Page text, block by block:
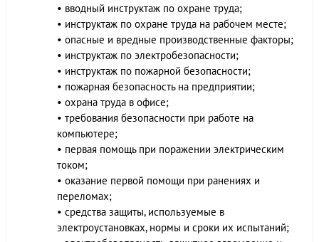
• вводный инструктаж по охране труда;
• инструктаж по охране труда на рабочем месте;
• опасные и вредные производственные факторы;
• инструктаж по электробезопасности;
• инструктаж по пожарной безопасности;
• пожарная безопасность на предприятии;
• охрана труда в офисе;
• требования безопасности при работе на
компьютере;
• первая помощь при поражении электрическим
током;
• оказание первой помощи при ранениях и
переломах;
• средства защиты, используемые в
электроустановках, нормы и сроки их испытаний;